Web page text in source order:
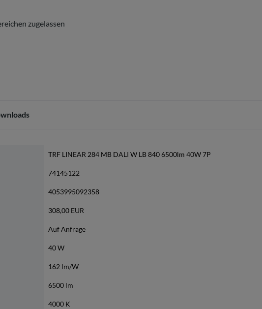
zugelassen
TRF LINEAR 284 MB DALI W LB 840 6500lm 40W 7P
74145122
4053995092358
308,00 EUR
Auf Anfrage
40 W
162 lm/W
6500 lm
4000 K